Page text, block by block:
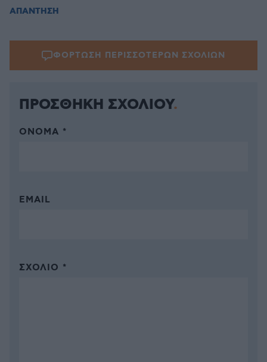
ΑΠΑΝΤΗΣΗ
ΦΟΡΤΩΣΗ ΠΕΡΙΣΣΟΤΕΡΩΝ ΣΧΟΛΙΩΝ
ΠΡΟΣΘΗΚΗ ΣΧΟΛΙΟΥ
ΌΝΟΜΑ *
EMAIL
ΣΧΌΛΙΟ *